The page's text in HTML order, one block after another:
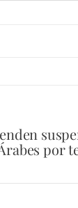
por